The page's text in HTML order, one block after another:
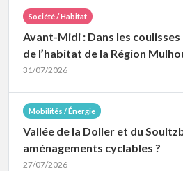
Société / Habitat
Avant-Midi : Dans les coulisses
de l’habitat de la Région
31/07/2026
Mobilités / Énergie
Vallée de la Doller et du
aménagements cyclables ?
27/07/2026